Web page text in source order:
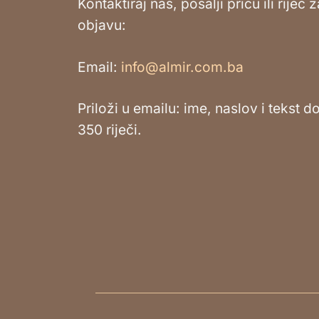
objavu:
Email: info@almir.com.ba
Priloži u emailu: ime, naslov i tekst
350 riječi.